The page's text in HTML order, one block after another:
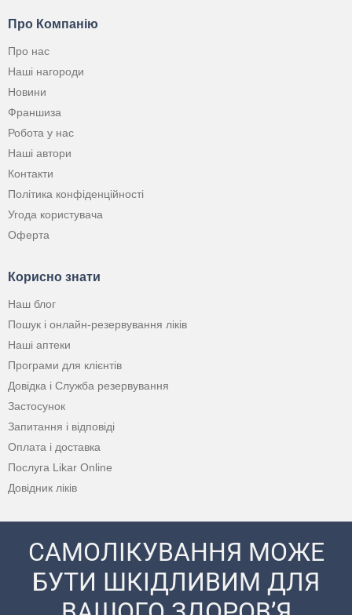
Про Компанію
Про нас
Наші нагороди
Новини
Франшиза
Робота у нас
Наші автори
Контакти
Політика конфіденційності
Угода користувача
Оферта
Корисно знати
Наш блог
Пошук і онлайн-резервування ліків
Наші аптеки
Програми для клієнтів
Довідка і Служба резервування
Застосунок
Запитання і відповіді
Оплата і доставка
Послуга Likar Online
Довідник ліків
САМОЛІКУВАННЯ МОЖЕ
БУТИ ШКІДЛИВИМ ДЛЯ